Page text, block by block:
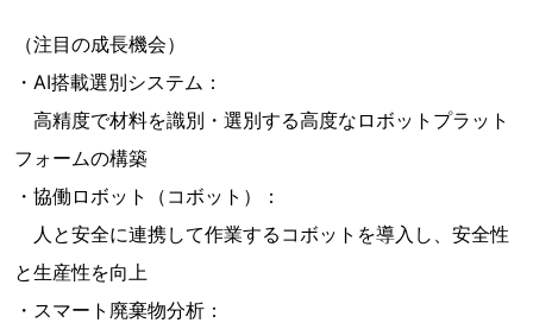
（注目の成長機会）
・AI搭載選別システム：
高精度で材料を識別・選別する高度なロボットプラット
フォームの構築
・協働ロボット（コボット）：
人と安全に連携して作業するコボットを導入し、安全性
と生産性を向上
・スマート廃棄物分析：